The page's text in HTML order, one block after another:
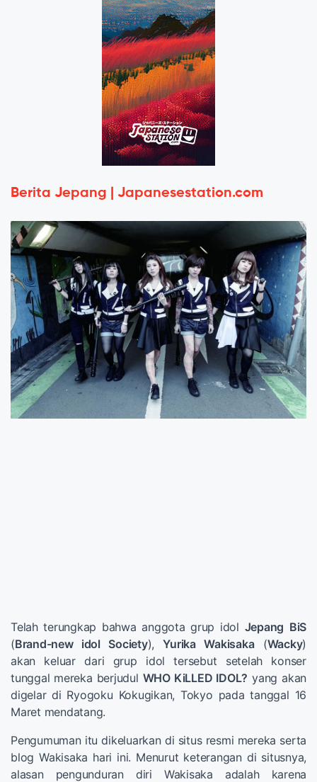
Berita Jepang | Japanesestation.com
Telah terungkap bahwa anggota grup idol Jepang BiS
(Brand-new idol Society),Yurika Wakisaka(Wacky)
akan keluar dari grup idol tersebut setelah konser
tunggal mereka berjudul WHO KiLLED IDOL? yang akan
digelar di Ryogoku Kokugikan, Tokyo pada tanggal 16
Maret mendatang.
Pengumuman itu dikeluarkan di situs resmi mereka serta
blog Wakisaka hari ini. Menurut keterangan di situsnya,
alasan pengunduran diri Wakisaka adalah karena